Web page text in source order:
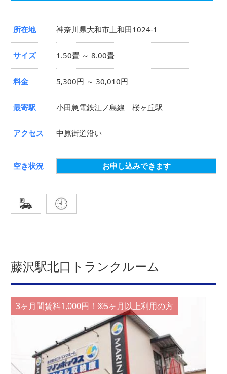
所在地 神奈川県大和市上和田1024-1
サイズ 1.50畳 ～ 8.00畳
料金 5,300円 ～ 30,010円
最寄駅 小田急電鉄江ノ島線 桜ヶ丘駅
アクセス 中原街道沿い
空き状況 お申し込みできます
藤沢駅北口トランクルーム
3ヶ月間賃料1,000円！※5ヶ月以上利用の方